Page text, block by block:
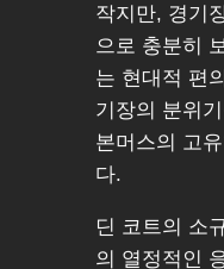
작지만, 경기
으로 충분히
는 현대적 편
기장의 분위
본머스의 고
다.
딘 코트의 소
의 열정적인